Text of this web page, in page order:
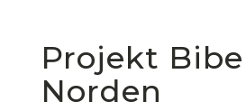
Projekt
Norden